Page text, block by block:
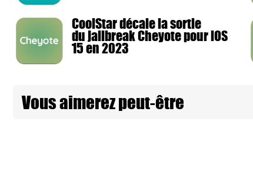
CoolStar décale la sortie
du jailbreak Cheyote pour iOS
15 en 2023
Vous aimerez peut-être